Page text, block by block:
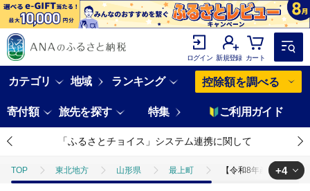
ログイン 新規登録 カート
カテゴリ 地域 ランキング 控除額を調べる
寄付額 旅先を探す 特集 ご利用ガイド
「ふるさとチョイス」システム連携に関して
TOP 東北地方 山形県 最上町 【令和8年産予約】【
+4